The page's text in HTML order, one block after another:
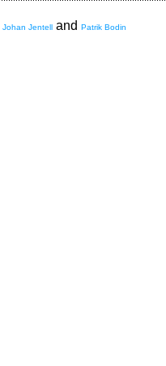
Johan Jentell and Patrik Bodin